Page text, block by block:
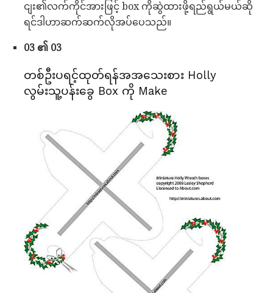
ငျး၏လက်ကိုင်အားဖြင့် box ကိုဆွဲထားဖို့ရည်ရွယ်မယ်ဆို
ရင်ဒါဟာဆက်ဆက်လိုအပ်ပေသည်။
03 ၏ 03
တစ်ဦးပရင့်ထုတ်ရန်အအသေးစား Holly
လွမ်းသူ့ပန်းခွေ Box ကို Make